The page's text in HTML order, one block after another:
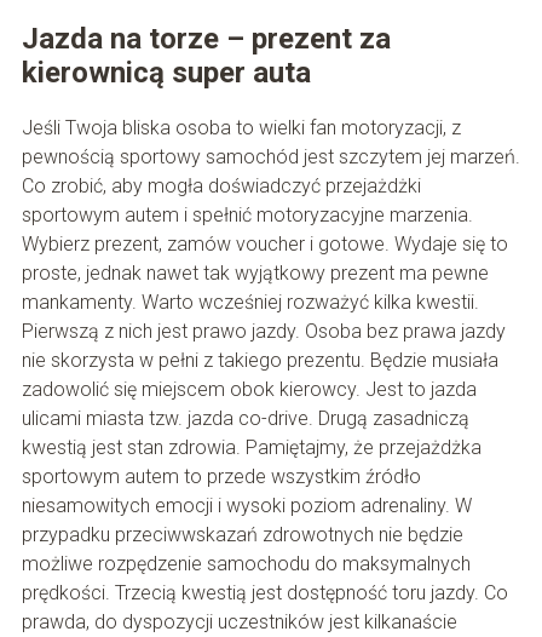
Jazda na torze – prezent za
kierownicą super auta
Jeśli Twoja bliska osoba to wielki fan motoryzacji, z
pewnością sportowy samochód jest szczytem jej marzeń.
Co zrobić, aby mogła doświadczyć przejażdżki
sportowym autem i spełnić motoryzacyjne marzenia.
Wybierz prezent, zamów voucher i gotowe. Wydaje się to
proste, jednak nawet tak wyjątkowy prezent ma pewne
mankamenty. Warto wcześniej rozważyć kilka kwestii.
Pierwszą z nich jest prawo jazdy. Osoba bez prawa jazdy
nie skorzysta w pełni z takiego prezentu. Będzie musiała
zadowolić się miejscem obok kierowcy. Jest to jazda
ulicami miasta tzw. jazda co-drive. Drugą zasadniczą
kwestią jest stan zdrowia. Pamiętajmy, że przejażdżka
sportowym autem to przede wszystkim źródło
niesamowitych emocji i wysoki poziom adrenaliny. W
przypadku przeciwwskazań zdrowotnych nie będzie
możliwe rozpędzenie samochodu do maksymalnych
prędkości. Trzecią kwestią jest dostępność toru jazdy. Co
prawda, do dyspozycji uczestników jest kilkanaście